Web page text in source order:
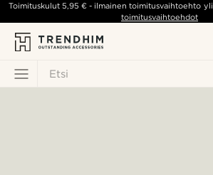
Etsi
Toimituskulut5,95 € - ilmainen toimitusvaihtoehto yli
toimitusvaihtoehdot